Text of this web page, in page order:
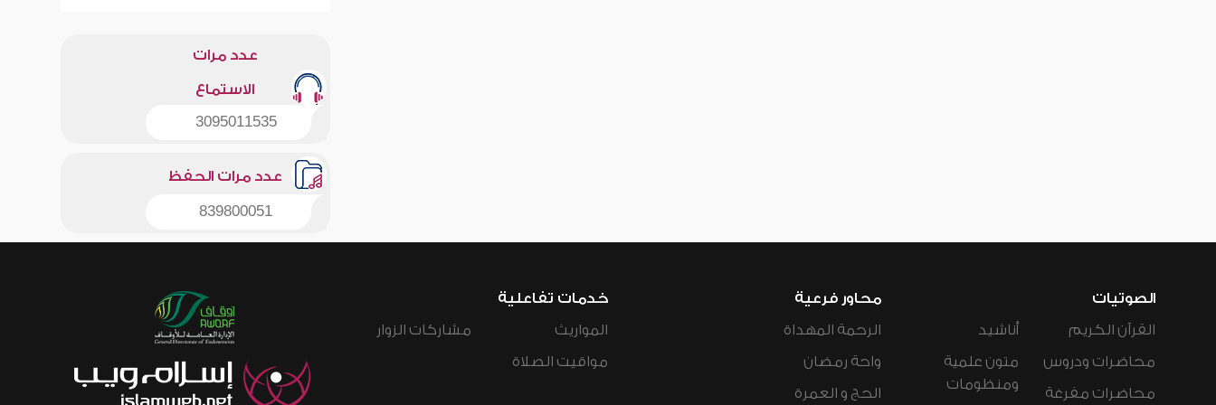
عدد مرات
الاستماع
3095011535
عدد مرات الحفظ
839800051
الصوتيات
القرآن الكريم
محاضرات ودروس
محاضرات مفرغة
أناشيد
متون علمية
ومنظومات
محاور فرعية
الرحمة المهداة
واحة رمضان
الحج و العمرة
خدمات تفاعلية
المواريث
مواقيت الصلاة
مشاركات الزوار